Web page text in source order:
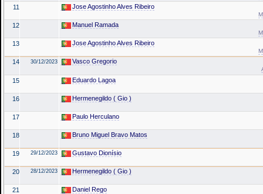
11 Jose Agostinho Alves Ribeiro
12 Manuel Ramada
13 Jose Agostinho Alves Ribeiro
14 30/12/2023 Vasco Gregorio
15 Eduardo Lagoa
16 Hermenegildo ( Gio )
17 Paulo Herculano
18 Bruno Miguel Bravo Matos
19 29/12/2023 Gustavo Dionísio
20 28/12/2023 Hermenegildo ( Gio )
21 Daniel Rego